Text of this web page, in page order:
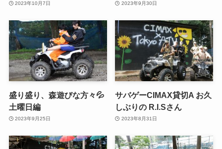
2023年10月7日 2023年9月30日
盛り盛り、森遊びな方々💦
土曜日編
2023年9月25日
サバゲーCIMAX貸切A お久
しぶりの R.I.Sさん
2023年8月31日